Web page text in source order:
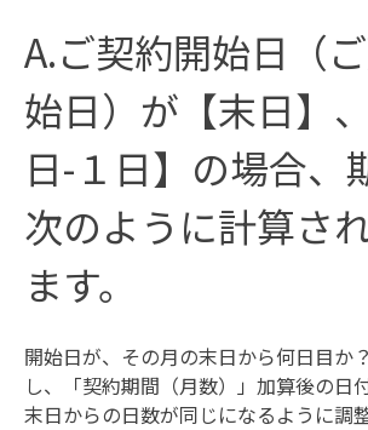
A.ご契約開始日（
始日）が【末日】
日-１日】の場合、
次のように計算さ
ます。
開始日が、その月の末日から何日目か
し、「契約期間（月数）」加算後の日
末日からの日数が同じになるように調